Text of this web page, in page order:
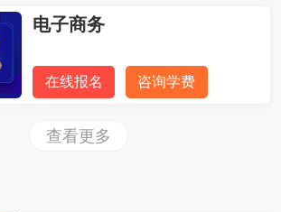
电子商务
在线报名 咨询学费
汽车运用与维修
查看更多